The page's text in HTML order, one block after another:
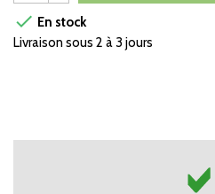
 En stock
Livraison sous 2 à 3 jours